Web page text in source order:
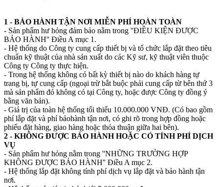
1 - BẢO HÀNH TẬN NƠI MIỄN PHÍ HOÀN TOÀN
- Sản phẩm hư hỏng đảm bảo nằm trong ''ĐIỀU KIỆN ĐƯỢC
BẢO HÀNH'' Điều A mục 1.
- Hệ thống do Công ty cung cấp thiết bị và tổ chức lắp đặt theo tiêu
chuẩn kỹ thuật của nhà sản xuất do các Kỹ sư, kỹ thuật viên thuộc
Công ty Công ty thực hiện.
- Trong hệ thống không có bất kỳ thiết bị nào do khách hàng tự
trang bị, tự cung cấp (ngoại trừ bắt buộc phải cung cấp từ bên thứ 3
mà sản phẩm đó không có tại Công ty, hoặc được Công ty đồng ý
bằng văn bản).
- Giá trị của toàn hệ thống tối thiểu 10.000.000 VNĐ. (Có bao gồm
phí lắp đặt và phí bảohành tận nơi, có ghi rõ trong hợp đồng hoặc
phiếu đặt hàng, giao hàng hoặc thỏa thuận giữa hai bên).
2 - KHÔNG ĐƯỢC BẢO HÀNH HOẶC CÓ TÍNH PHÍ DỊCH
VỤ
- Sản phẩm hư hỏng nằm trong ''NHỮNG TRƯỜNG HỢP
KHÔNG ĐƯỢC BẢO HÀNH'' Điều A mục 2.
- Hệ thống lắp đặt không tính phí dịch vụ lắp đặt và bảo hành tận
nơi.